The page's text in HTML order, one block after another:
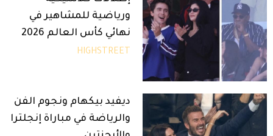
ورياضية للمشاهير في
نهائي كأس العالم 2026
HIGHSTREET
ديفيد بيكهام ونجوم الفن
والرياضة في مباراة إنجلترا